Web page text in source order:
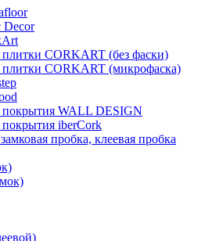
Decor
CORKART (без фаски)
CORKART (микрофаска)
WALL DESIGN
iberCork
пробка, клеевая пробка